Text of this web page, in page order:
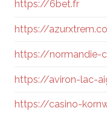
https://6bet.fr
https://
https://normandie-
https://aviron-lac-
https://casino-